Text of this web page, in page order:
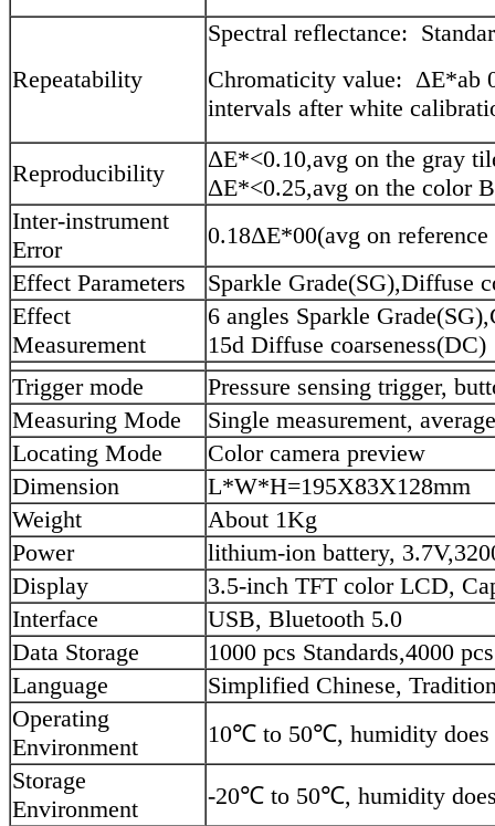
Repeatability
Spectral reflectance:
Chromaticity value: ΔE*ab
intervals after white
Reproducibility
ΔE*<0.10,avg on the gray
ΔE*<0.25,avg on the color
Inter-instrument
Error
0.18ΔE*00(avg on
Effect Parameters
Sparkle Grade(SG),Diffuse
Effect
Measurement
6 angles Sparkle
15d Diffuse coarseness(DC)
Trigger mode
Pressure sensing trigger,
Measuring Mode
Single measurement,
Locating Mode
Color camera preview
Dimension
L*W*H=195X83X128mm
Weight
About 1Kg
Power
lithium-ion battery,
Display
3.5-inch TFT color LCD,
Interface
USB, Bluetooth 5.0
Data Storage
1000 pcs Standards,4000
Language
Simplified Chinese,
Operating
Environment
10℃ to 50℃, humidity does
Storage
Environment
-20℃ to 50℃, humidity does